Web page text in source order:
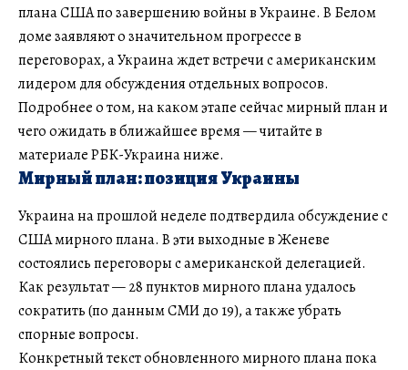
плана США по завершению войны в Украине. В Белом
доме заявляют о значительном прогрессе в
переговорах, а Украина ждет встречи с американским
лидером для обсуждения отдельных вопросов.
Подробнее о том, на каком этапе сейчас мирный план и
чего ожидать в ближайшее время — читайте в
материале РБК-Украина ниже.
Мирный план: позиция Украины
Украина на прошлой неделе подтвердила обсуждение с
США мирного плана. В эти выходные в Женеве
состоялись переговоры с американской делегацией.
Как результат — 28 пунктов мирного плана удалось
сократить (по данным СМИ до 19), а также убрать
спорные вопросы.
Конкретный текст обновленного мирного плана пока